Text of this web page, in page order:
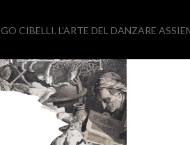
CIBELLI. L’ARTE DEL DANZARE